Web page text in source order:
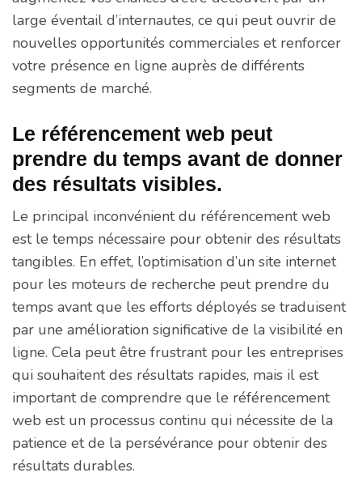
large éventail d’internautes, ce qui peut ouvrir de
nouvelles opportunités commerciales et renforcer
votre présence en ligne auprès de différents
segments de marché.
Le référencement web peut
prendre du temps avant de donner
des résultats visibles.
Le principal inconvénient du référencement web
est le temps nécessaire pour obtenir des résultats
tangibles. En effet, l’optimisation d’un site internet
pour les moteurs de recherche peut prendre du
temps avant que les efforts déployés se traduisent
par une amélioration significative de la visibilité en
ligne. Cela peut être frustrant pour les entreprises
qui souhaitent des résultats rapides, mais il est
important de comprendre que le référencement
web est un processus continu qui nécessite de la
patience et de la persévérance pour obtenir des
résultats durables.